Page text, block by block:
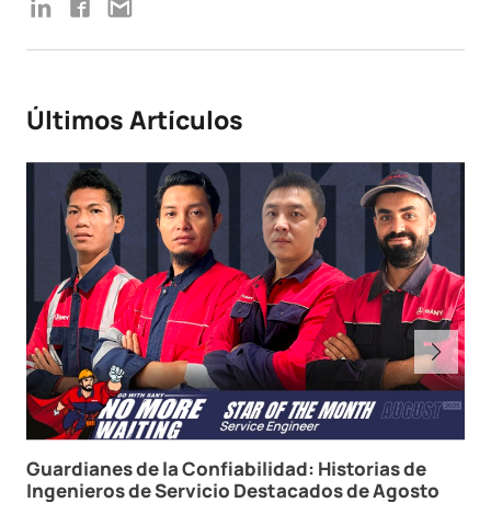
Últimos Artículos
Guardianes de la Confiabilidad: Historias de
Ingenieros de Servicio Destacados de Agosto